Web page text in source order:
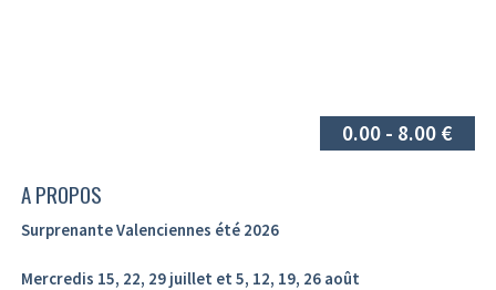
0.00 - 8.00 €
A PROPOS
Surprenante Valenciennes été 2026
Mercredis 15, 22, 29 juillet et 5, 12, 19, 26 août